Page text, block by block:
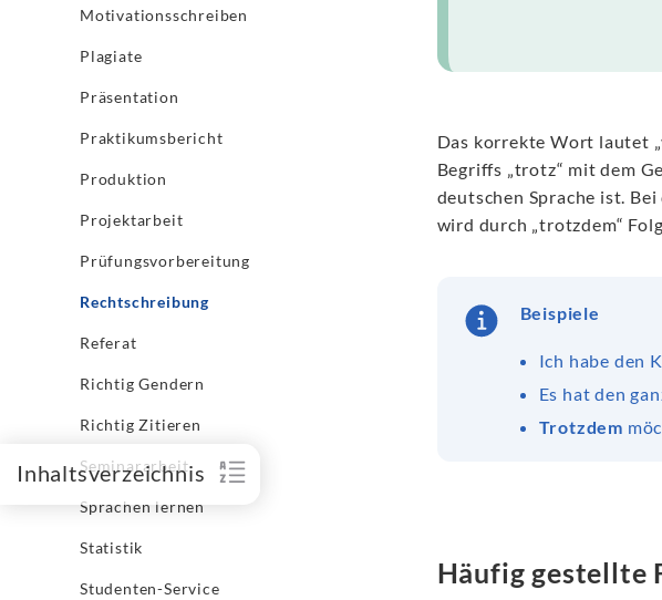
Motivationsschreiben
Plagiate
Präsentation
Praktikumsbericht
Produktion
Projektarbeit
Prüfungsvorbereitung
Rechtschreibung
Referat
Richtig Gendern
Richtig Zitieren
Seminararbeit
Sprachen lernen
Statistik
Studenten-Service
Inhaltsverzeichnis
Das korrekte Wort lautet „
Begriffs „trotz“ mit dem
deutschen Sprache ist.
wird durch „trotzdem“
Beispiele
Ich habe den
Es hat den
Trotzdem
Häufig gestellte